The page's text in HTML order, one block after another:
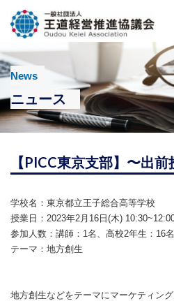
News
ニュース
【PICC東京支部】〜出
学校名：東京都立王子総合高等学校
授業日：2023年2月16日(木)
参加人数：講師：1名、 高校2年生： 16名
テーマ：地方創生
地方創生などをテーマにマーケティン